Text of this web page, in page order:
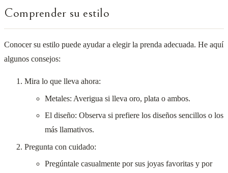
Comprender su estilo
Conocer su estilo puede ayudar a elegir la prenda adecuada. He aquí
algunos consejos:
Mira lo que lleva ahora:
Metales: Averigua si lleva oro, plata o ambos.
El diseño: Observa si prefiere los diseños sencillos o los
más llamativos.
Pregunta con cuidado:
Pregúntale casualmente por sus joyas favoritas y por